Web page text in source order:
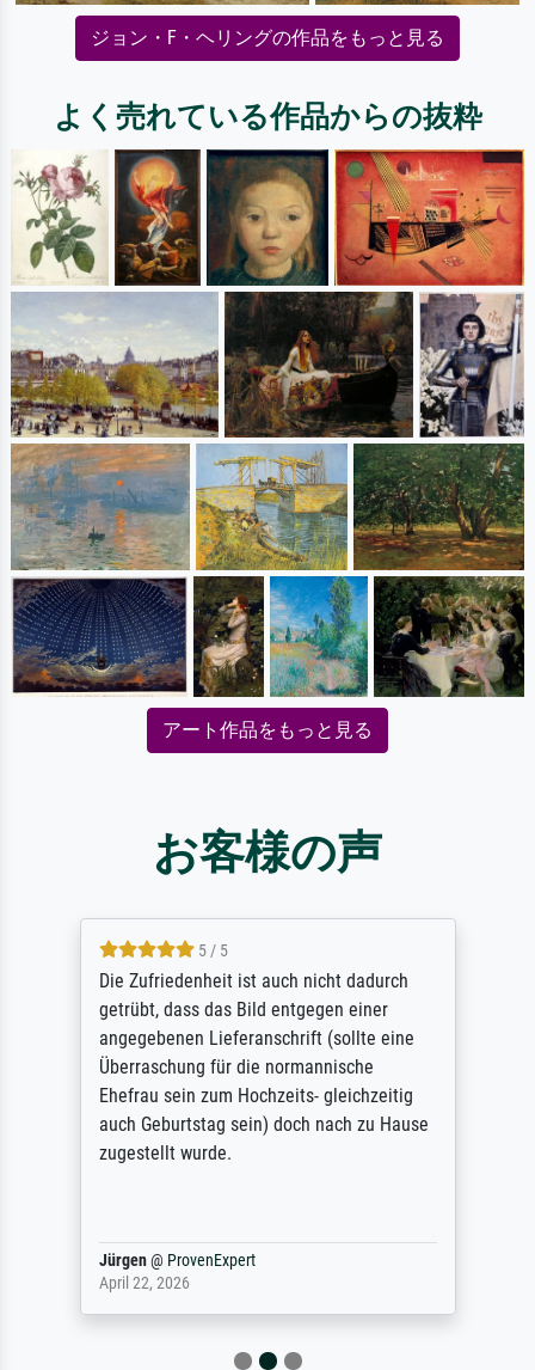
ジョン・F・ヘリングの作品をもっと見る
よく売れている作品からの抜粋
アート作品をもっと見る
お客様の声
5 / 5
Die Zufriedenheit ist auch nicht dadurch
getrübt, dass das Bild entgegen einer
angegebenen Lieferanschrift (sollte eine
Überraschung für die normannische
Ehefrau sein zum Hochzeits- gleichzeitig
auch Geburtstag sein) doch nach zu Hause
zugestellt wurde.
Jürgen@ ProvenExpert
April 22, 2026